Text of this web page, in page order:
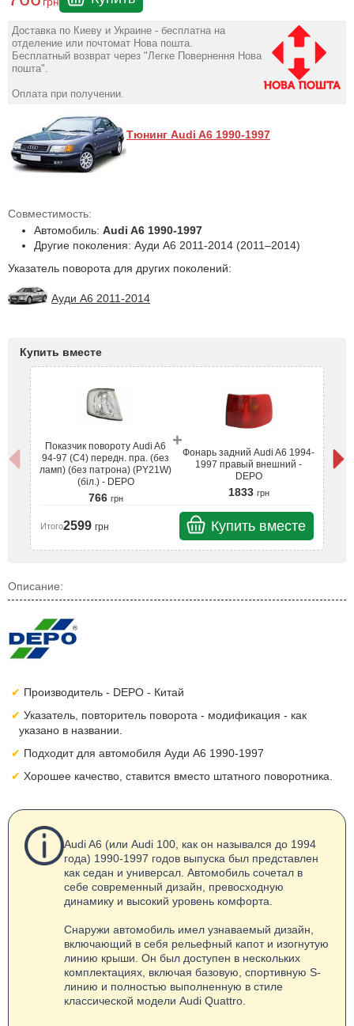
Доставка по Киеву и Украине - бесплатна на
отделение или почтомат Нова пошта.
Бесплатный возврат через "Легке Повернення Нова
пошта".
Оплата при получении.
Тюнинг Audi A6 1990-1997
Совместимость:
Автомобиль: Audi A6 1990-1997
Другие поколения: Ауди А6 2011-2014 (2011–2014)
Указатель поворота для других поколений:
Ауди А6 2011-2014
Купить вместе
Показчик повороту Audi A6
94-97 (C4) передн. пра. (без
ламп) (без патрона) (PY21W)
(біл.) - DEPO
766 грн
+
Фонарь задний Audi A6 1994-
1997 правый внешний -
DEPO
1833 грн
Итого2599 грн Купить вместе
Описание:
Производитель - DEPO - Китай
Указатель, повторитель поворота - модификация - как
указано в названии.
Подходит для автомобиля Ауди А6 1990-1997
Хорошее качество, ставится вместо штатного поворотника.
Audi A6 (или Audi 100, как он назывался до 1994
года) 1990-1997 годов выпуска был представлен
как седан и универсал. Автомобиль сочетал в
себе современный дизайн, превосходную
динамику и высокий уровень комфорта.
Снаружи автомобиль имел узнаваемый дизайн,
включающий в себя рельефный капот и изогнутую
линию крыши. Он был доступен в нескольких
комплектациях, включая базовую, спортивную S-
линию и полностью выполненную в стиле
классической модели Audi Quattro.